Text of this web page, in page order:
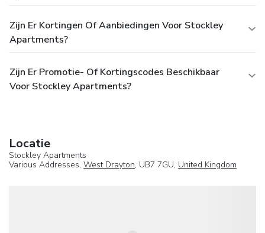
Zijn Er Kortingen Of Aanbiedingen Voor Stockley
Apartments?
Zijn Er Promotie- Of Kortingscodes Beschikbaar
Voor Stockley Apartments?
Locatie
Stockley Apartments
Various Addresses, West Drayton, UB7 7GU, United Kingdom